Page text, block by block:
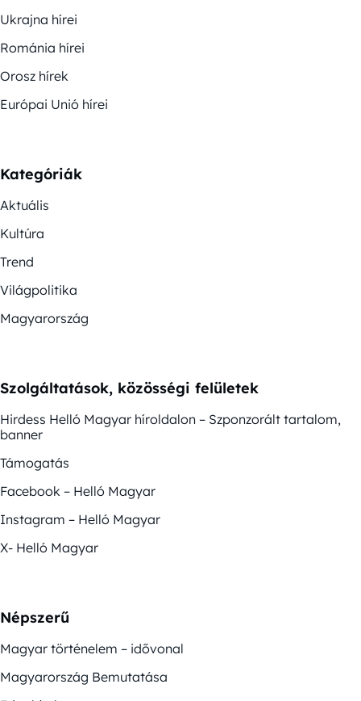
Ukrajna hírei
Románia hírei
Orosz hírek
Európai Unió hírei
Kategóriák
Aktuális
Kultúra
Trend
Világpolitika
Magyarország
Szolgáltatások, közösségi felületek
Hirdess Helló Magyar híroldalon – Szponzorált tartalom,
banner
Támogatás
Facebook – Helló Magyar
Instagram – Helló Magyar
X- Helló Magyar
Népszerű
Magyar történelem – idővonal
Magyarország Bemutatása